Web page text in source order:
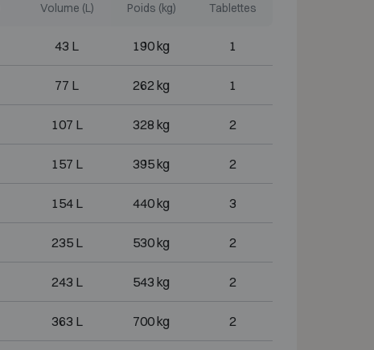
Volume (L) Poids (kg) Tablettes
43 L 190 kg 1
77 L 262 kg 1
107 L 328 kg 2
157 L 395 kg 2
154 L 440 kg 3
235 L 530 kg 2
243 L 543 kg 2
363 L 700 kg 2